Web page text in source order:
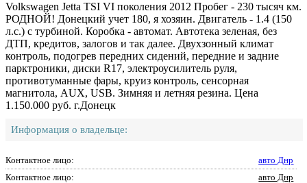
Volkswagen Jetta TSI VI поколения 2012 Пробег - 230 тысяч км.
РОДНОЙ! Донецкий учет 180, я хозяин. Двигатель - 1.4 (150
л.с.) с турбиной. Коробка - автомат. Автотека зеленая, без
ДТП, кредитов, залогов и так далее. Двухзонный климат
контроль, подогрев передних сидений, передние и задние
парктроники, диски R17, электроусилитель руля,
противотуманные фары, круиз контроль, сенсорная
магнитола, AUX, USB. Зимняя и летняя резина. Цена
1.150.000 руб. г.Донецк
Информация о владельце:
Контактное лицо:
авто Днр
Контактное лицо:
авто Днр